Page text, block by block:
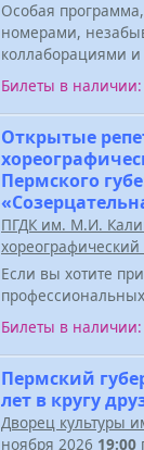
Особая
номерами,
коллаборациями
Билеты в
Открытые
Пермского
ПГДК им. М.И.
хореографический
Если вы хотите
Билеты в наличии:
Пермский
лет в кругу
Дворец культуры
ноября 2026 19:00